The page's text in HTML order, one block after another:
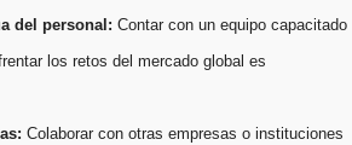
del personal: Contar con un equipo capacitado
los retos del mercado global es
Colaborar con otras empresas o instituciones